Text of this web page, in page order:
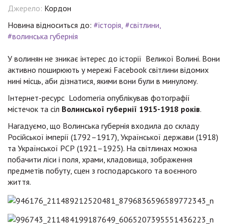
Джерело: Кордон
Новина відноситься до: #історія #світлини
#волинська губернія
У волинян не зникає інтерес до історії Великої Волині. Вони
активно поширюють у мережі Facebook світлини відомих
нині місць, аби дізнатися, якими вони були в минулому.
Інтернет-ресурс Lodomeria опублікував фотографії
містечок та сіл Волинської губернії 1915-1918 років.
Нагадуємо, що Волинська губернія входила до складу
Російської імперії (1792–1917), Української держави (1918)
та Української РСР (1921–1925). На світлинах можна
побачити ліси і поля, храми, кладовища, зображення
предметів побуту, сцен з господарського та воєнного
життя.